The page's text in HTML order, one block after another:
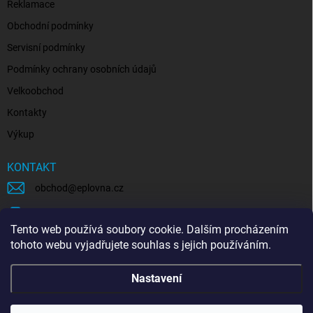
Tento web používá soubory cookie. Dalším procházením
tohoto webu vyjadřujete souhlas s jejich používáním.
Nastavení
Reklamace
Obchodní podmínky
Servisní podmínky
Podmínky ochrany osobních údajů
Velkoobchod
Kontakty
Výkup
KONTAKT
obchod @eplovna.cz
eplovna.cz